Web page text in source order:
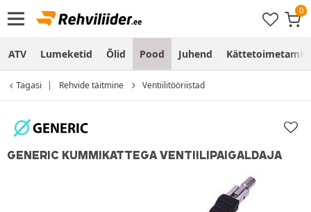
ATV Lumeketid Õlid Pood Juhend
Tagasi Rehvide täitmine Ventiilitööriistad
GENERIC KUMMIKATTEGA VENTIILIPAIGALDAJA